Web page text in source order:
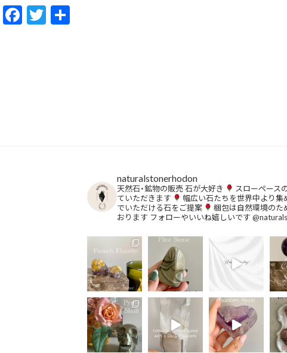
F
ac
T
w
naturalstonerhodon
天然石・鉱物の販売石が大好き
スローペース
ていただきます
幅広い石たちを世界中より集
でいただける石をご提案
梱包は自然環境のた
おります フォローやいいね嬉しいです